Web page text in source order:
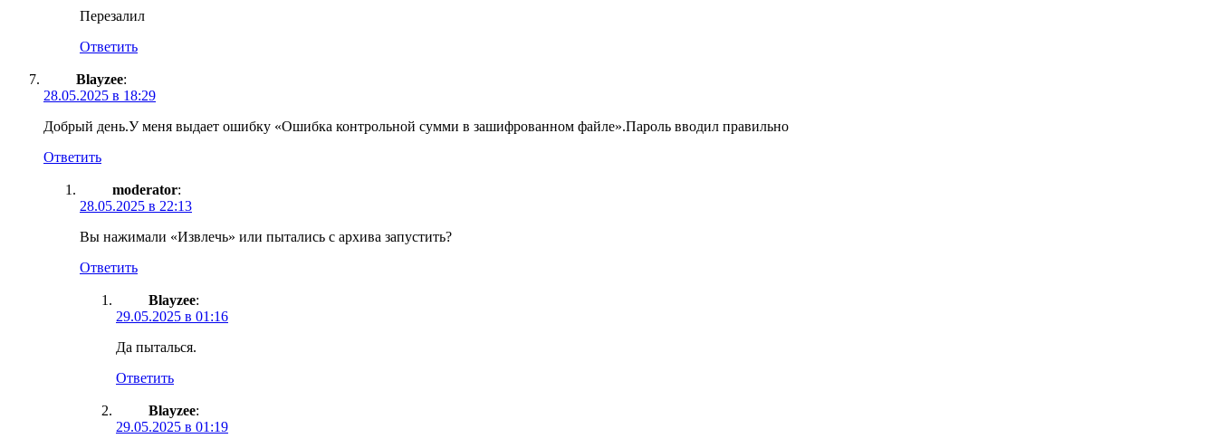
Перезалил
Ответить
Blayzee:
28.05.2025 в 18:29
Добрый день.У меня выдает ошибку «Ошибка контрольной сумми в зашифрованном файле».Пароль вводил правильно
Ответить
moderator:
28.05.2025 в 22:13
Вы нажимали «Извлечь» или пытались с архива запустить?
Ответить
Blayzee:
29.05.2025 в 01:16
Да пыталься.
Ответить
Blayzee:
29.05.2025 в 01:19